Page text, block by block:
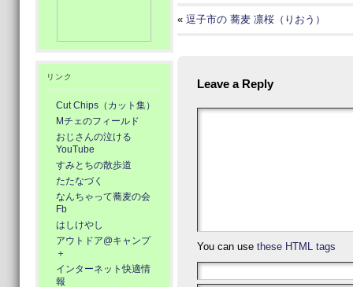
リンク
Cut Chips（カット集）
Mチェのフィールド
おじさんの泣ける
YouTube
すみとちの散歩道
たたなづく
なんちゃって蕎麦の会
Fb
はしけやし
アウトドア@キャンプ
＋
インターネット快適情
報
« 逗子市の 蕎麦 凛桜（りおう）
Leave a Reply
You can use these HTML tags